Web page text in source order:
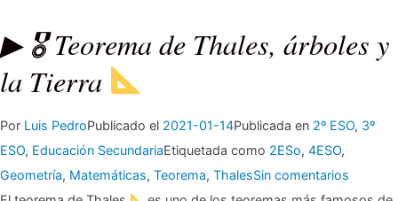
▶ 🎖 Teorema de Thales, árboles y
la Tierra
Por Luis PedroPublicado el 2021-01-14Publicada en 2º ESO, 3º
ESO, Educación SecundariaEtiquetada como 2ESo, 4ESO,
Geometría, Matemáticas, Teorema, ThalesSin comentarios